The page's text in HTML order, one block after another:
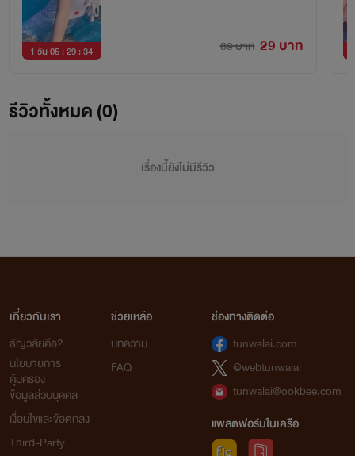
1 วัน 05 : 29 : 34 89 บาท 29 บาท
รีวิวทั้งหมด (0)
เรื่องนี้ยังไม่มีรีวิว
เกี่ยวกับเรา
ธัญวลัยคือ?
นโยบายการ
คุ้มครอง
ข้อมูลส่วนบุคคล
เงื่อนไขและข้อตกลง
Third-Party
ช่วยเหลือ
บทความ
FAQ
ช่องทางติดต่อ
tunwalai.com
@webtunwalai
tunwalai@ookbee.com
แพลตฟอร์มในเครือ